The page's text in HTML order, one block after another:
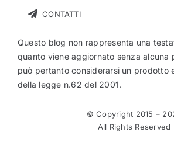
CONTATTI
Questo blog non rappresenta una
quanto viene aggiornato senza alcuna
può pertanto considerarsi un prodotto
della legge n.62 del 2001.
© Copyright 2015 –
All Rights Reserved